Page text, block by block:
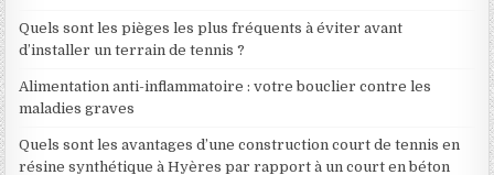
Quels sont les pièges les plus fréquents à éviter avant
d’installer un terrain de tennis ?
Alimentation anti-inflammatoire : votre bouclier contre les
maladies graves
Quels sont les avantages d’une construction court de tennis en
résine synthétique à Hyères par rapport à un court en béton